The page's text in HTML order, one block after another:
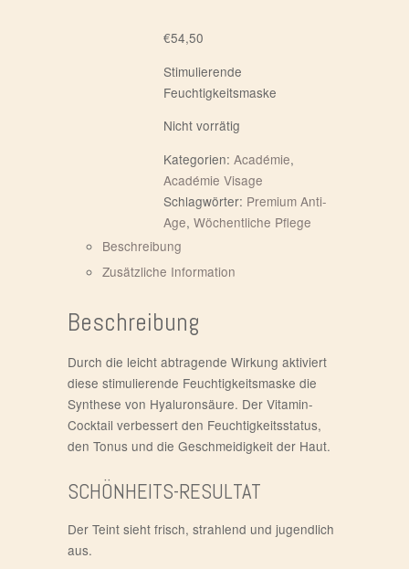
€54,50
Stimulierende
Feuchtigkeitsmaske
Nicht vorrätig
Kategorien: Académie,
Académie Visage
Schlagwörter: Premium Anti-
Age, Wöchentliche Pflege
Beschreibung
Zusätzliche Information
Beschreibung
Durch die leicht abtragende Wirkung aktiviert
diese stimulierende Feuchtigkeitsmaske die
Synthese von Hyaluronsäure. Der Vitamin-
Cocktail verbessert den Feuchtigkeitsstatus,
den Tonus und die Geschmeidigkeit der Haut.
SCHÖNHEITS-RESULTAT
Der Teint sieht frisch, strahlend und jugendlich
aus.